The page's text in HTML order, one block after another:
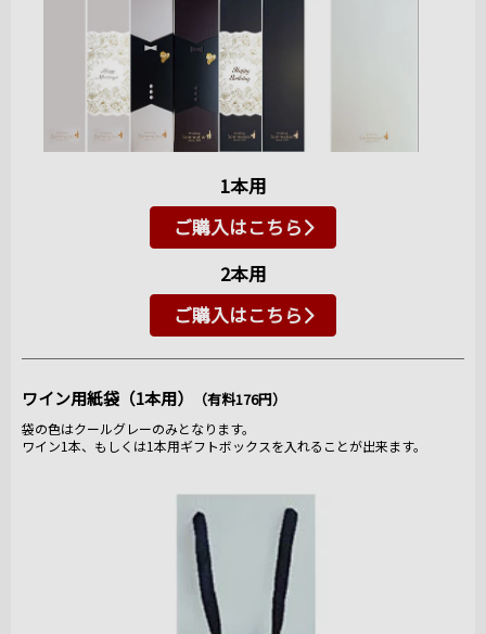
1本用
ご購入はこちら
2本用
ご購入はこちら
ワイン用紙袋（1本用） （有料176円）
袋の色はクールグレーのみとなります。
ワイン1本、もしくは1本用ギフトボックスを入れることが出来ます。